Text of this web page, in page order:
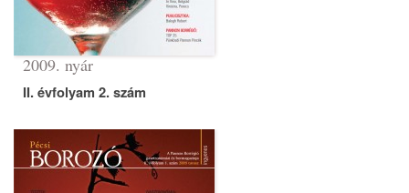
2009. nyár
II. évfolyam 2. szám